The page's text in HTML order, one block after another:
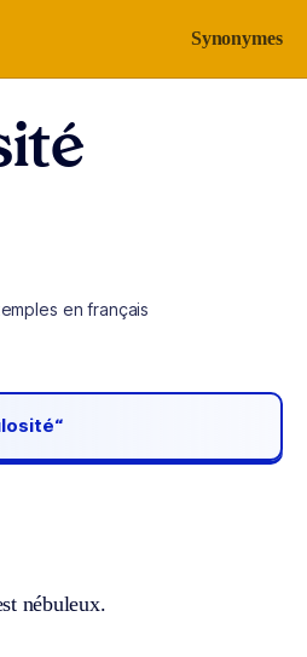
Synonymes
en français
nébuleux.